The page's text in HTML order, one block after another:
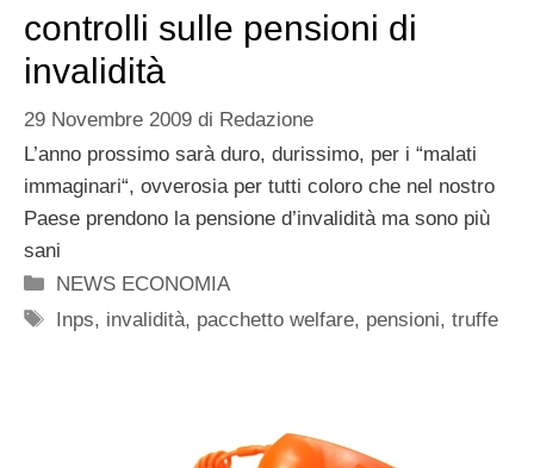
controlli sulle pensioni di
invalidità
29 Novembre 2009 di Redazione
L’anno prossimo sarà duro, durissimo, per i “malati
immaginari“, ovverosia per tutti coloro che nel nostro
Paese prendono la pensione d’invalidità ma sono più
sani
Categorie
NEWS ECONOMIA
Tag
Inps, invalidità, pacchetto welfare, pensioni,truffe